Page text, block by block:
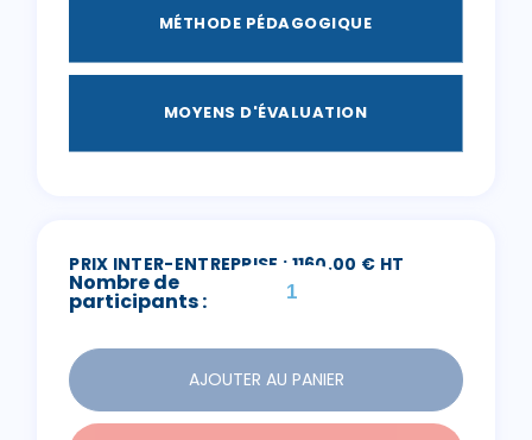
MÉTHODE PÉDAGOGIQUE
MOYENS D'ÉVALUATION
PRIX INTER-ENTREPRISE : 1160,00 € HT
Nombre de
participants :
AJOUTER AU PANIER